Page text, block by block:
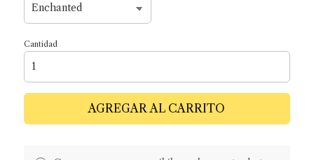
Cantidad
AGREGAR AL CARRITO